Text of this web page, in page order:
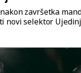
završetka
novi selektor